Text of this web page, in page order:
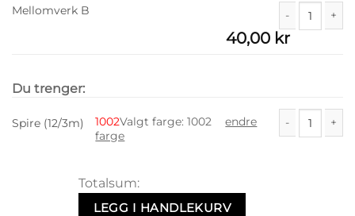
Mellomverk B
40,00 kr
Mellomverk B
Du trenger:
Spire (12/3m) 1002Valgt farge:1002
endre
farge
Totalsum:
LEGG I HANDLEKURV